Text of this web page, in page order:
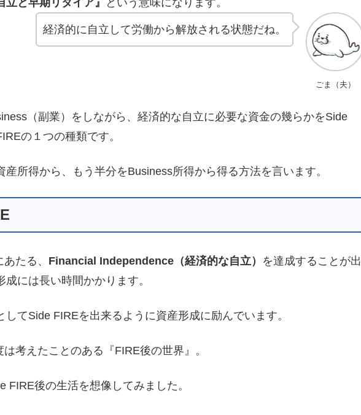
立と早期リタイア』 という意味になります。
ごま（夫）
経済的に自立して労働から解放される状態だね。
（副業）をしながら、経済的な自立に必要な資金の幾らかをSide
の１つの種類です。
所得から、もう半分をBusiness所得から得る方法を言います。
たる、 Financial Independence（経済的な自立） を達成することが出
には長い時間かかります。
てSide FIREを出来るように資産形成に励んでいます。
考えたことのある『FIRE後の世界』。
FIRE後の生活を想像してみました。